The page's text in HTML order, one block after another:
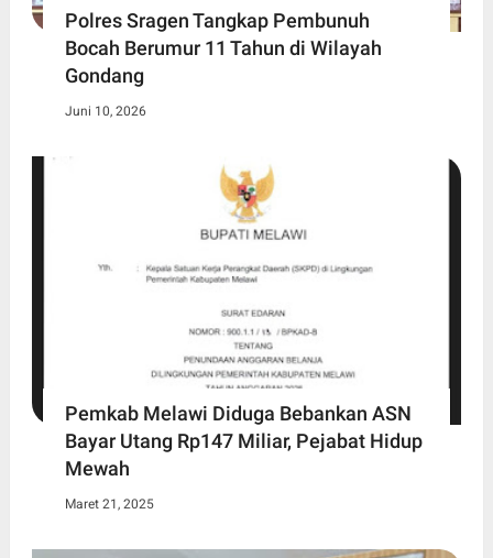
Polres Sragen Tangkap Pembunuh
Bocah Berumur 11 Tahun di Wilayah
Gondang
Juni 10, 2026
Pemkab Melawi Diduga Bebankan ASN
Bayar Utang Rp147 Miliar, Pejabat Hidup
Mewah
Maret 21, 2025